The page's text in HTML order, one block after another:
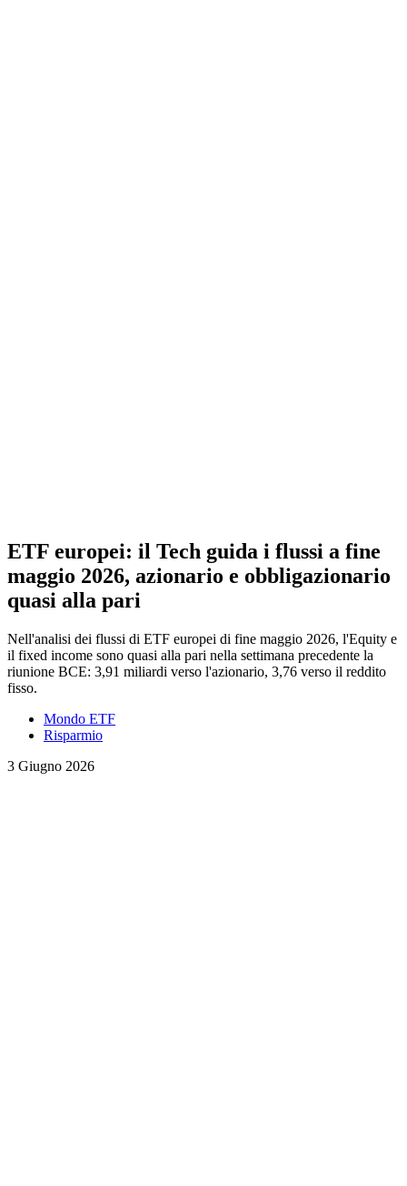
ETF europei: il Tech guida i flussi a fine
maggio 2026, azionario e obbligazionario
quasi alla pari
Nell'analisi dei flussi di ETF europei di fine maggio 2026, l'Equity e
il fixed income sono quasi alla pari nella settimana precedente la
riunione BCE: 3,91 miliardi verso l'azionario, 3,76 verso il reddito
fisso.
Mondo ETF
Risparmio
3 Giugno 2026